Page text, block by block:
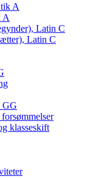
A
A
Latin C
Latin C
GG
klasseskift